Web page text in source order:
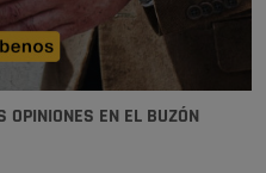
OPINIONES EN EL BUZÓN